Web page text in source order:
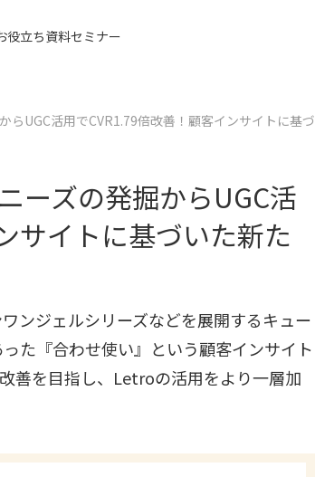
役立ち資料セミナー
らUGC活用でCVR1.79倍改善！顧客インサイトに基づ
ーズの発掘からUGC活
サイトに基づいた新た
ンジェルシリーズなどを展開するキュー
た『合わせ使い』という顧客インサイト
善を目指し、Letroの活用をより一層加